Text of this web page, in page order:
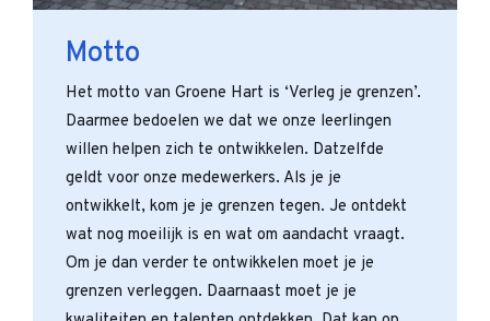
Motto
Het motto van Groene Hart is ‘Verleg je grenzen’.
Daarmee bedoelen we dat we onze leerlingen
willen helpen zich te ontwikkelen. Datzelfde
geldt voor onze medewerkers. Als je je
ontwikkelt, kom je je grenzen tegen. Je ontdekt
wat nog moeilijk is en wat om aandacht vraagt.
Om je dan verder te ontwikkelen moet je je
grenzen verleggen. Daarnaast moet je je